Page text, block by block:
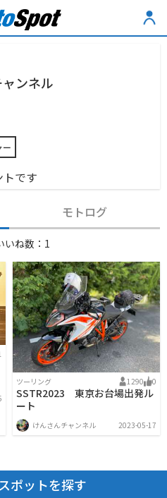
ンネル
ー
です
モトログ
いね数：1
ツーリング 1290 0
SSTR2023 東京お台場出発ル
ート
けんさんチャンネル 2023-05-17
ポットを探す